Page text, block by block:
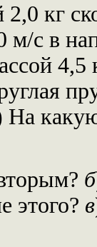
кг
м/с в
4,5
На
б
этого? в